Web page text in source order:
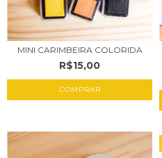
MINI CARIMBEIRA COLORIDA
R$15,00
COMPRAR